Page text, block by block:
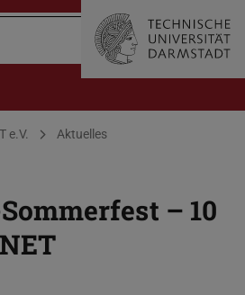
e.V. Aktuelles
– 10